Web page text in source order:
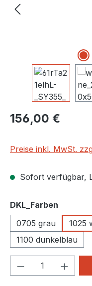
Regulärer Preis:
156,00 €
Preise inkl. MwSt.
Sofort verfügbar,
DKL_Farben
0705 grau
1025
1100 dunkelblau
Produkt